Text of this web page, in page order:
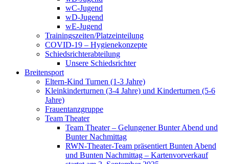
wC-Jugend
wD-Jugend
wE-Jugend
Trainingszeiten/Platzeinteilung
COVID-19 – Hygienekonzepte
Schiedsrichterabteilung
Unsere Schiedsrichter
Breitensport
Eltern-Kind Turnen (1-3 Jahre)
Kleinkinderturnen (3-4 Jahre) und Kinderturnen (5-6
Jahre)
Frauentanzgruppe
Team Theater
Team Theater – Gelungener Bunter Abend und
Bunter Nachmittag
RWN-Theater-Team präsentiert Bunten Abend
und Bunten Nachmittag – Kartenvorverkauf